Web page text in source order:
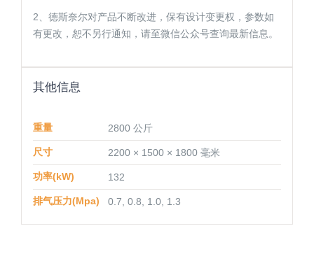
2、德斯奈尔对产品不断改进，保有设计变更权，参数如
有更改，恕不另行通知，请至微信公众号查询最新信息。
其他信息
重量 2800 公斤
尺寸 2200 × 1500 × 1800 毫米
功率(kW) 132
排气压力(Mpa) 0.7, 0.8, 1.0, 1.3